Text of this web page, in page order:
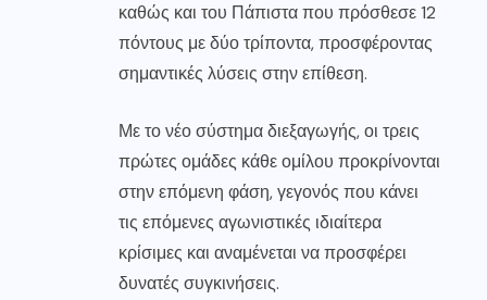
καθώς και του Πάπιστα που πρόσθεσε 12
πόντους με δύο τρίποντα, προσφέροντας
σημαντικές λύσεις στην επίθεση.
Με το νέο σύστημα διεξαγωγής, οι τρεις
πρώτες ομάδες κάθε ομίλου προκρίνονται
στην επόμενη φάση, γεγονός που κάνει
τις επόμενες αγωνιστικές ιδιαίτερα
κρίσιμες και αναμένεται να προσφέρει
δυνατές συγκινήσεις.